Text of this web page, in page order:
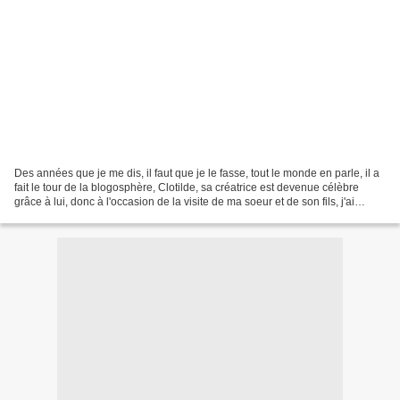
Des années que je me dis, il faut que je le fasse, tout le monde en parle, il a
fait le tour de la blogosphère, Clotilde, sa créatrice est devenue célèbre
grâce à lui, donc à l'occasion de la visite de ma soeur et de son fils, j'ai